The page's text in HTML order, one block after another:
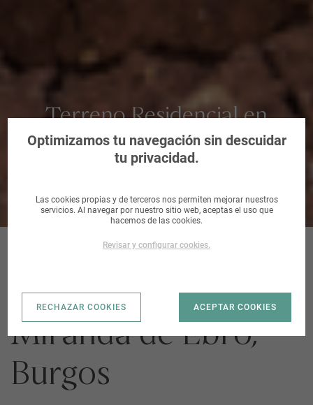
Terreno Residencial en
Miranda de Ebro, Burgos
CALLE LA REJA |
Miranda de Ebro,
Burgos
Optimizamos tu navegación sin descuidar
tu privacidad.
Las cookies propias y de terceros nos permiten mejorar nuestros
servicios. Al navegar por nuestro sitio web, aceptas el uso que
hacemos de las cookies.
Revisar y configurar cookies.
RECHAZAR COOKIES ACEPTAR COOKIES